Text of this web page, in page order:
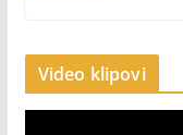
Video klipovi